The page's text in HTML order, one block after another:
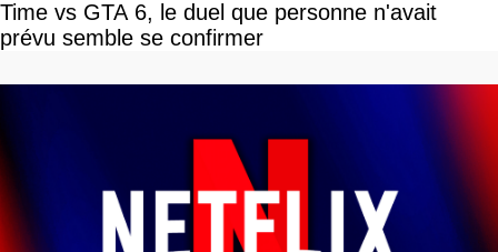
Time vs GTA 6, le duel que personne n'avait
prévu semble se confirmer